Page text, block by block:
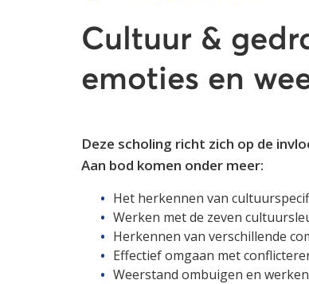
Cultuur &
emoties en
Deze scholing richt zich op de
Aan bod komen onder meer:
Het herkennen van
Werken met de zeven
Herkennen van verschillende
Effectief omgaan met
Weerstand ombuigen en